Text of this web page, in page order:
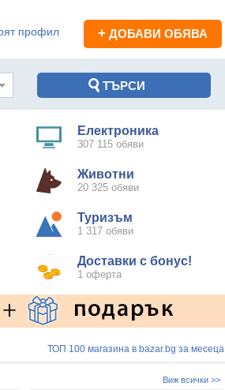
профил + ДОБАВИ ОБЯВА
Електроника
307 115 обяви
Животни
20 325 обяви
Туризъм
1 317 обяви
Доставки с бонус!
1 оферта
ТОП 100 магазина в bazar.bg за месеца
Виж всички >>